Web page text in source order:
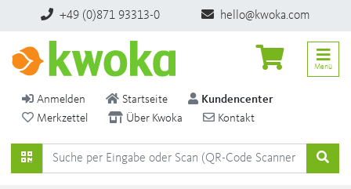
+49 (0)871 93313-0 hello@kwoka.com
Anmelden Startseite
Kundencenter
Merkzettel
Über Kwoka Kontakt
Menü